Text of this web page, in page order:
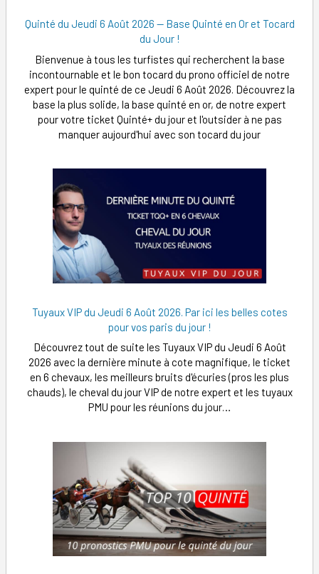
Quinté du Jeudi 6 Août 2026 — Base Quinté en Or et Tocard
du Jour !
Bienvenue à tous les turfistes qui recherchent la base
incontournable et le bon tocard du prono officiel de notre
expert pour le quinté de ce Jeudi 6 Août 2026. Découvrez la
base la plus solide, la base quinté en or, de notre expert
pour votre ticket Quinté+ du jour et l'outsider à ne pas
manquer aujourd'hui avec son tocard du jour
Tuyaux VIP du Jeudi 6 Août 2026. Par ici les belles cotes
pour vos paris du jour !
Découvrez tout de suite les Tuyaux VIP du Jeudi 6 Août
2026 avec la dernière minute à cote magnifique, le ticket
en 6 chevaux, les meilleurs bruits d'écuries (pros les plus
chauds), le cheval du jour VIP de notre expert et les tuyaux
PMU pour les réunions du jour…